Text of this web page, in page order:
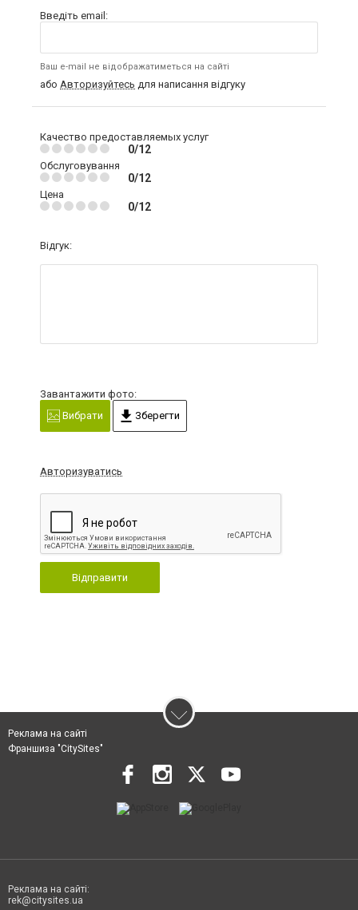
Введіть email:
Ваш e-mail не відображатиметься на сайті
або Авторизуйтесь для написання відгуку
Качество предоставляемых услуг
0/12
Обслуговування
0/12
Цена
0/12
Відгук:
Завантажити фото:
Вибрати
Зберегти
Авторизуватись
Відправити
Реклама на сайті
Франшиза "CitySites"
Реклама на сайті:
rek@citysites.ua